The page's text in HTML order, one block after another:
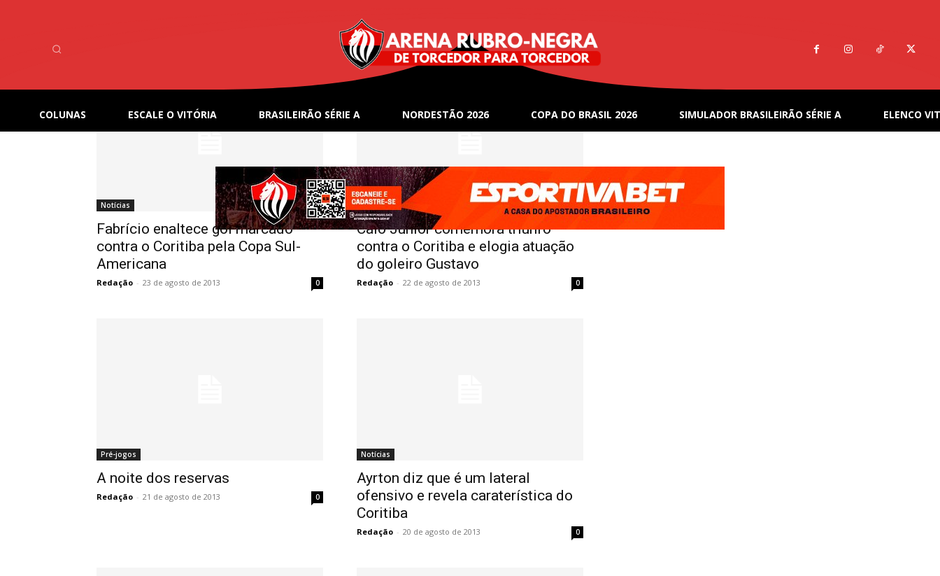
COLUNAS ESCALE O VITÓRIA BRASILEIRÃO SÉRIE A NORDESTÃO 2026 COPA DO BRASIL 2026 SIMULADOR BRASILEIRÃO SÉRIE A ELENCO
Notícias
Fabrício enaltece gol marcado
contra o Coritiba pela Copa Sul-
Americana
Redação - 23 de agosto de 2013 0
Notícias
Caio Júnior comemora triunfo
contra o Coritiba e elogia atuação
do goleiro Gustavo
Redação - 22 de agosto de 2013 0
Pré-jogos
A noite dos reservas
Redação - 21 de agosto de 2013 0
Notícias
Ayrton diz que é um lateral
ofensivo e revela caraterística do
Coritiba
Redação - 20 de agosto de 2013 0